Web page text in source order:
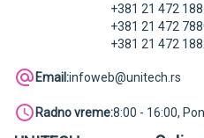
+381 21 472
+381 21 472
+381 21 472
Email:infoweb@unitech.rs
Radno vreme:8:00 - 16:00,